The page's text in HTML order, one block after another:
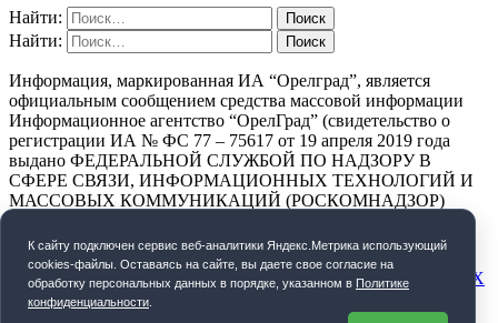
Найти:
Найти:
Информация, маркированная ИА “Орелград”, является
официальным сообщением средства массовой информации
Информационное агентство “ОрелГрад” (свидетельство о
регистрации ИА № ФС 77 – 75617 от 19 апреля 2019 года
выдано ФЕДЕРАЛЬНОЙ СЛУЖБОЙ ПО НАДЗОРУ В
СФЕРЕ СВЯЗИ, ИНФОРМАЦИОННЫХ ТЕХНОЛОГИЙ И
МАССОВЫХ КОММУНИКАЦИЙ (РОСКОМНАДЗОР)
ПОЛИТИКА КОНФИДЕНЦИАЛЬНОСТИ
СОГЛАСИЕ НА ОБРАБОТКУ ПЕРСОНАЛЬНЫХ ДАННЫХ
К cайту подключен сервис веб-аналитики Яндекс.Метрика использующий
cookies-файлы. Оставаясь на сайте, вы даете свое согласие на
обработку персональных данных в порядке, указанном в Политике
конфиденциальности